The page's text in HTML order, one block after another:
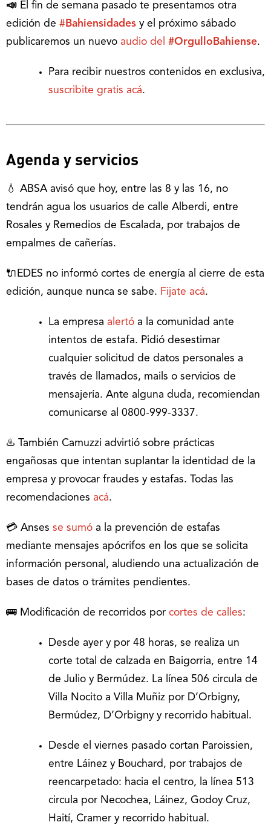
📣 El fin de semana pasado te presentamos otra
edición de #Bahiensidades y el próximo sábado
publicaremos un nuevo audio del #OrgulloBahiense.
Para recibir nuestros contenidos en exclusiva,
suscribite gratis acá.
Agenda y servicios
💧 ABSA avisó que hoy, entre las 8 y las 16, no
tendrán agua los usuarios de calle Alberdi, entre
Rosales y Remedios de Escalada, por trabajos de
empalmes de cañerías.
🔌EDES no informó cortes de energía al cierre de esta
edición, aunque nunca se sabe. Fijate acá.
La empresa alertó a la comunidad ante
intentos de estafa. Pidió desestimar
cualquier solicitud de datos personales a
través de llamados, mails o servicios de
mensajería. Ante alguna duda, recomiendan
comunicarse al 0800-999-3337.
♨️ También Camuzzi advirtió sobre prácticas
engañosas que intentan suplantar la identidad de la
empresa y provocar fraudes y estafas. Todas las
recomendaciones acá.
💳 Anses se sumó a la prevención de estafas
mediante mensajes apócrifos en los que se solicita
información personal, aludiendo una actualización de
bases de datos o trámites pendientes.
🚌 Modificación de recorridos por cortes de calles:
Desde ayer y por 48 horas, se realiza un
corte total de calzada en Baigorria, entre 14
de Julio y Bermúdez. La línea 506 circula de
Villa Nocito a Villa Muñiz por D’Orbigny,
Bermúdez, D’Orbigny y recorrido habitual.
Desde el viernes pasado cortan Paroissien,
entre Láinez y Bouchard, por trabajos de
reencarpetado: hacia el centro, la línea 513
circula por Necochea, Láinez, Godoy Cruz,
Haití, Cramer y recorrido habitual.